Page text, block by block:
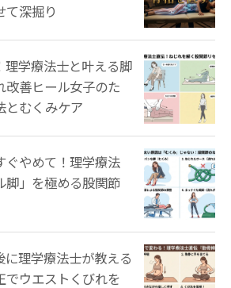
て深掘り
理学療法士と叶える脚
改善ヒール女子のた
とむくみケア
ぐやめて！理学療法
脚」を極める股関節
に理学療法士が教える
でウエストくびれを